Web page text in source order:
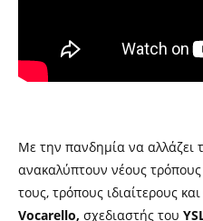
Με την πανδημία να αλλάζει
ανακαλύπτουν νέους
τους, τρόπους ιδιαίτερους
Vocarello, σχεδιαστής του